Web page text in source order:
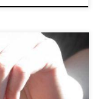
się zmęczony?
na pewnym etapie